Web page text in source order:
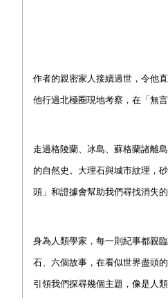
作者的親密家人接續過世，令他
他行過北極圈現地考察，在「無
走過格陵蘭、冰島、蘇格蘭諸離
的自然史。大理石與城市紋理，
頭」和證據會幫助我們尋找消失的
身為人類學家，每一則紀事都親
石、六個故事，在看似世界盡頭
引領我們探尋幾個主題，像是人